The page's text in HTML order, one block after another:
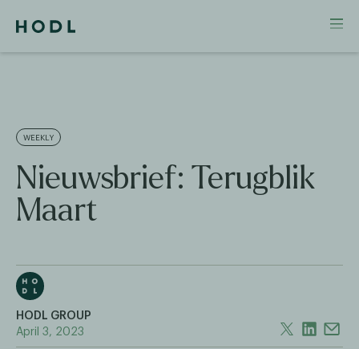
WEEKLY
Nieuwsbrief: Terugblik
Maart
HODL GROUP
April 3, 2023